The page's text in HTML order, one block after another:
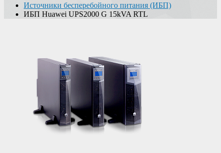
Источники бесперебойного питания (ИБП)
ИБП Huawei UPS2000 G 15kVA RTL